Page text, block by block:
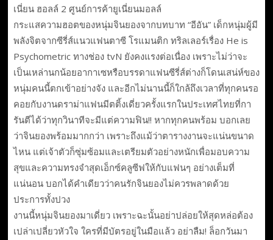
เนี่ยน ฮอลล์ 2 ศูนย์การค้ายูเนี่ยนมอลล์
กระแสความฮอตของหนุ่มจินยองจากบทบาท “อีอัน” เด็กหนุ่มผู้มี
พลังจิตจากซีรี่ส์แนวแฟนตาซี โรแมนติก ทริลเลอร์เรื่อง He is
Psychometric ทางช่อง tvN ยังคงแรงต่อเนื่อง เพราะไม่ว่าจะ
เป็นเหล่านกน้อยอากาเซหรือบรรดาแฟนซีรี่ส์ต่างก็โดนเสน่ห์ของ
หนุ่มคนนี้ตกเข้าอย่างจัง และอีกไม่นานนี้ก็ใกล้ถึงเวลาที่ทุกคนรอ
คอยกับงานดราม่าแฟนมีตติ้งเดี่ยวครั้งแรกในประเทศไทยที่กา
รันตีได้ว่าทุกวินาทีจะมีแต่ความฟิน!! หากทุกคนพร้อม บอกเลย
ว่าจินยองพร้อมมากกว่า เพราะถึงแม้ว่าตารางงานจะแน่นขนาด
ไหน แต่เจ้าตัวก็ซุ่มซ้อมและเตรียมตัวอย่างหนักเพื่อมอบความ
สุขและความทรงจำสุดเอ็กซ์คลูซีฟให้กับแฟนๆ อย่างเต็มที่
แน่นอน บอกได้คำเดียวว่าคนรักจินยองไม่ควรพลาดด้วย
ประการทั้งปวง
งานนี้หนุ่มจินยองมาเดี่ยว เพราะฉะนั้นอย่าปล่อยให้สุดหล่อต้อง
เปล่าเปลี่ยวหัวใจ ใครที่มีบัตรอยู่ในมือแล้ว อย่าลืม! ล็อกวันมา